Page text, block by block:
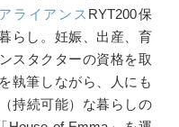
ライアンス RYT200保
らし。妊娠、出産、育
スタクターの資格を取
執筆しながら、人にも
持続可能）な暮らしの